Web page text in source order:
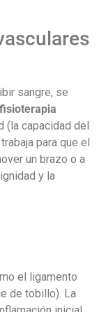
sangre, se
fisioterapia
(la capacidad del
para que el
un brazo o a
y la
el ligamento
de tobillo). La